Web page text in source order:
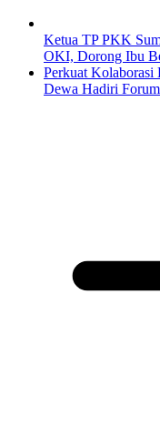
Ketua TP PKK
OKI, Dorong Ibu
Perkuat Kolaborasi
Dewa Hadiri